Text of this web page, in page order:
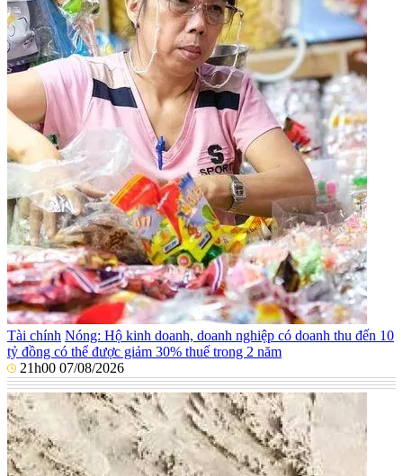
Tài chính Nóng: Hộ kinh doanh, doanh nghiệp có doanh thu đến 10
tỷ đồng có thể được giảm 30% thuế trong 2 năm
21h00 07/08/2026